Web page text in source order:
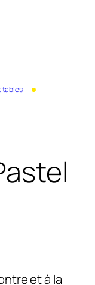
tables
et à la